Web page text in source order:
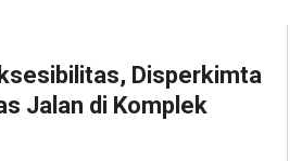
Disperkimta
Jalan di Komplek